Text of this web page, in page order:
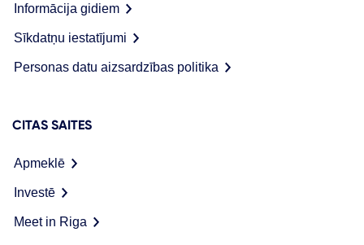
Informācija gidiem
Sīkdatņu iestatījumi
Personas datu aizsardzības politika
CITAS SAITES
Apmeklē
Investē
Meet in Riga